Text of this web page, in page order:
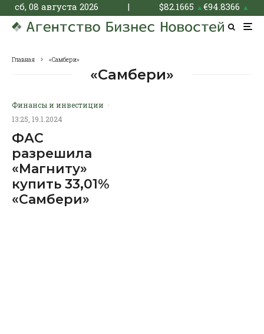
сб, 08 августа 2026 | $82.1665 ▲€94.8366 ▲
Главная «Самбери»
«Самбери»
Финансы и инвестиции ·
13:25, 19.1.2024
ФАС
разрешила
«Магниту»
купить 33,01%
«Самбери»